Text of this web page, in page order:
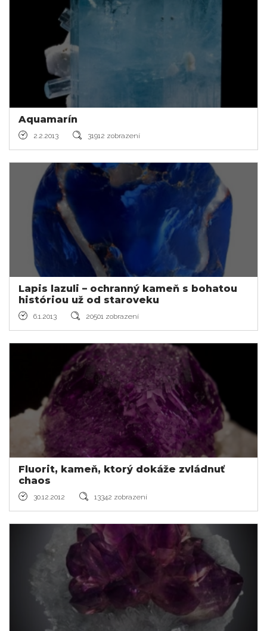
Aquamarín
2.2.2013 31912 zobrazení
Lapis lazuli – ochranný kameň s bohatou
históriou už od staroveku
6.1.2013 20501 zobrazení
Fluorit, kameň, ktorý dokáže zvládnuť
chaos
30.12.2012 13342 zobrazení